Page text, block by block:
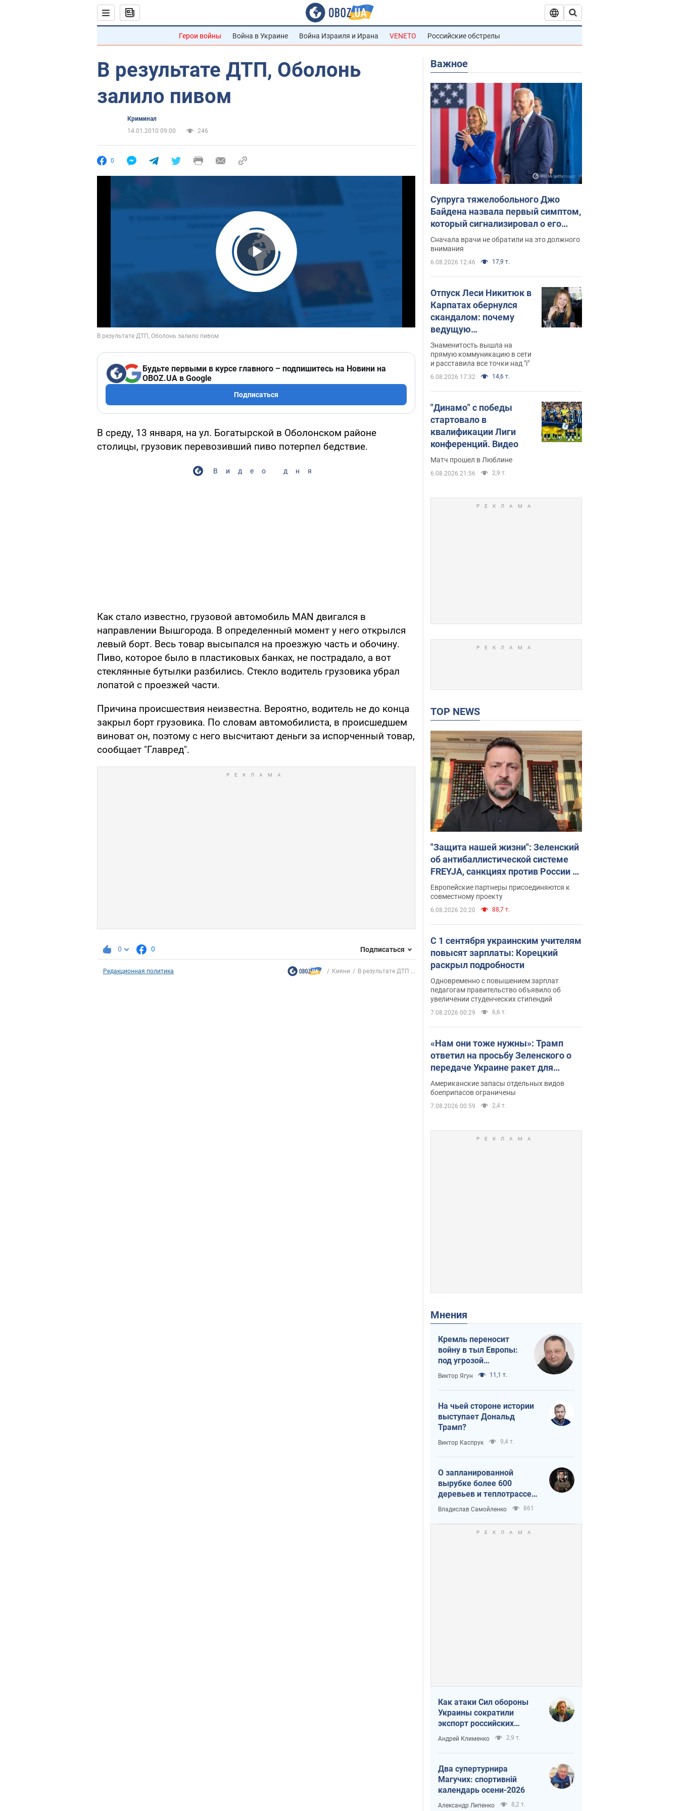
Герои войны Война в Украине Война Израиля и Ирана VENETO Российские обстрелы
В результате ДТП, Оболонь
залило пивом
Криминал
14.01.2010 09:00
246
0
Play Video
Будьте первыми в курсе главного – подпишитесь на Новини на
OBOZ.UA в Google
Подписаться
В среду, 13 января, на ул. Богатырской в Оболонском районе
столицы, грузовик перевозивший пиво потерпел бедствие.
Видео дня
Как стало известно, грузовой автомобиль МАN двигался в
направлении Вышгорода. В определенный момент у него открылся
левый борт. Весь товар высыпался на проезжую часть и обочину.
Пиво, которое было в пластиковых банках, не пострадало, а вот
стеклянные бутылки разбились. Стекло водитель грузовика убрал
лопатой с проезжей части.
Причина происшествия неизвестна. Вероятно, водитель не до конца
закрыл борт грузовика. По словам автомобилиста, в происшедшем
виноват он, поэтому с него высчитают деньги за испорченный товар,
сообщает "Главред".
0 0 Подписаться
Редакционная политика Кияни В результате ДТП ...
Важное
Супруга тяжелобольного Джо
Байдена назвала первый симптом,
который сигнализировал о его
"агрессивном" раке
Сначала врачи не обратили на это должного
внимания
6.08.2026 12:46 17,9 т.
Отпуск Леси Никитюк в
Карпатах обернулся
скандалом: почему
ведущую
несправедливо
захейтили
Знаменитость вышла на
прямую коммуникацию в сети
и расставила все точки над "i"
6.08.2026 17:32 14,6 т.
"Динамо" с победы
стартовало в
квалификации Лиги
конференций. Видео
Матч прошел в Люблине
6.08.2026 21:56 2,9 т.
TOP NEWS
"Защита нашей жизни": Зеленский
об антибаллистической системе
FREYJA, санкциях против России и
поддержке аграриев. Видео
Европейские партнеры присоединяются к
совместному проекту
6.08.2026 20:20 88,7 т.
С 1 сентября украинским учителям
повысят зарплаты: Корецкий
раскрыл подробности
Одновременно с повышением зарплат
педагогам правительство объявило об
увеличении студенческих стипендий
7.08.2026 00:29 6,6 т.
«Нам они тоже нужны»: Трамп
ответил на просьбу Зеленского о
передаче Украине ракет для
Patriot
Американские запасы отдельных видов
боеприпасов ограничены
7.08.2026 00:59 2,4 т.
Мнения
Кремль переносит
войну в тыл Европы:
под угрозой
критическая
логистика
Виктор Ягун 11,1 т.
На чьей стороне истории
выступает Дональд
Трамп?
Виктор Каспрук 9,4 т.
О запланированной
вырубке более 600
деревьев и теплотрассе:
что происходит на
Теремках в Киеве
Владислав Самойленко 861
Как атаки Сил обороны
Украины сократили
экспорт российских
нефтепродуктов
Андрей Клименко 2,9 т.
Два супертурнира
Магучих: спортивній
календарь осени-2026
Александр Липенко 8,2 т.